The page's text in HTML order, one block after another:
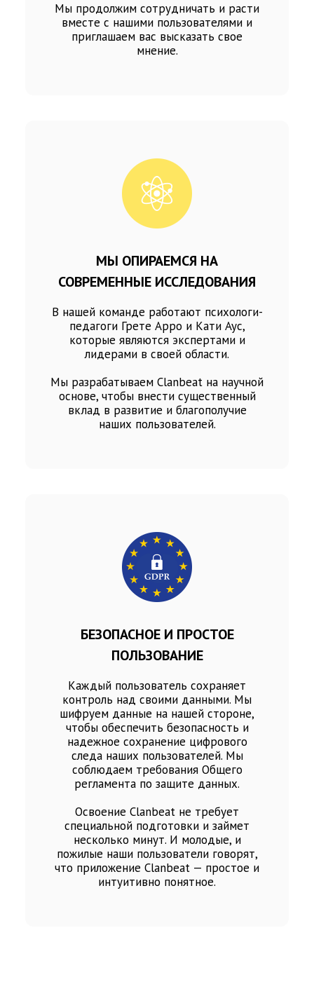
МЫ ОПИРАЕМСЯ НА
СОВРЕМЕННЫЕ ИССЛЕДОВАНИЯ
В нашей команде работают психологи-
педагоги Грете Арро и Кати Аус,
которые являются экспертами и
лидерами в своей области.
Мы разрабатываем Clanbeat на научной
основе, чтобы внести существенный
вклад в развитие и благополучие
наших пользователей.
Мы продолжим сотрудничать и расти
вместе с нашими пользователями и
приглашаем вас высказать свое
мнение.
БЕЗОПАСНОЕ И ПРОСТОЕ
ПОЛЬЗОВАНИЕ
Каждый пользователь сохраняет
контроль над своими данными. Мы
шифруем данные на нашей стороне,
чтобы обеспечить безопасность и
надежное сохранение цифрового
следа наших пользователей. Мы
соблюдаем требования Общего
регламента по защите данных.
Освоение Clanbeat не требует
специальной подготовки и займет
несколько минут. И молодые, и
пожилые наши пользователи говорят,
что приложение Clanbeat — простое и
интуитивно понятное.